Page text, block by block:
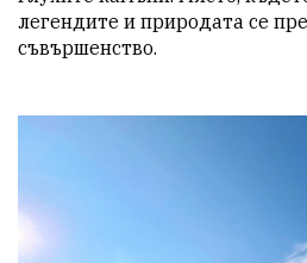
легендите и природата се
съвършенство.